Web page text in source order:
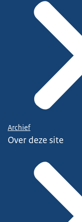
Archief
Over deze site